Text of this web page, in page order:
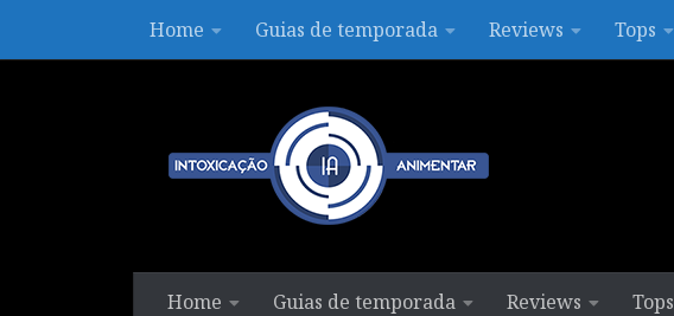
Skip to contentHome Guias de temporada Reviews Tops
Home Guias de temporada Reviews Tops